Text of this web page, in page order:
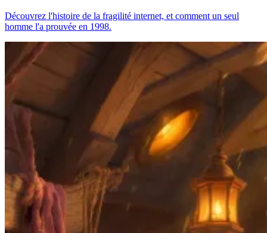
Découvrez l'histoire de la fragilité internet, et comment un seul
homme l'a prouvée en 1998.